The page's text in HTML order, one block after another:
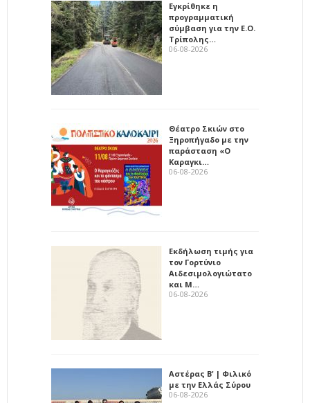
Εγκρίθηκε η
προγραμματική
σύμβαση για την Ε.Ο.
Τρίπολης…
06-08-2026
Θέατρο Σκιών στο
Ξηροπήγαδο με την
παράσταση «Ο
Καραγκι…
06-08-2026
Εκδήλωση τιμής για
τον Γορτύνιο
Αιδεσιμολογιώτατο
και Μ…
06-08-2026
Αστέρας Β' | Φιλικό
με την Ελλάς Σύρου
06-08-2026